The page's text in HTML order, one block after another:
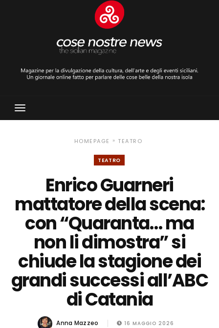
Toggle
Navigation
HOMEPAGE » TEATRO
TEATRO
Enrico Guarneri
mattatore della scena:
con “Quaranta… ma
non li dimostra” si
chiude la stagione dei
grandi successi all’ABC
di Catania
Anna Mazzeo 16 MAGGIO 2026